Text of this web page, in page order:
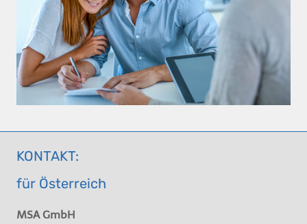
KONTAKT:
für Österreich
MSA GmbH